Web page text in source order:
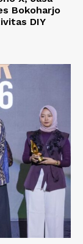
Bokoharjo
DIY